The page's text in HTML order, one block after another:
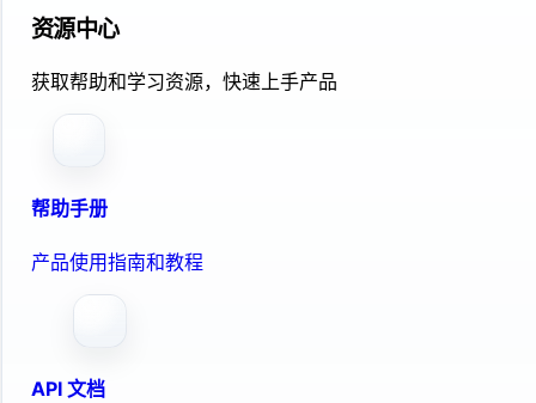
资源中心
获取帮助和学习资源，快速上手产品
帮助手册
产品使用指南和教程
API 文档